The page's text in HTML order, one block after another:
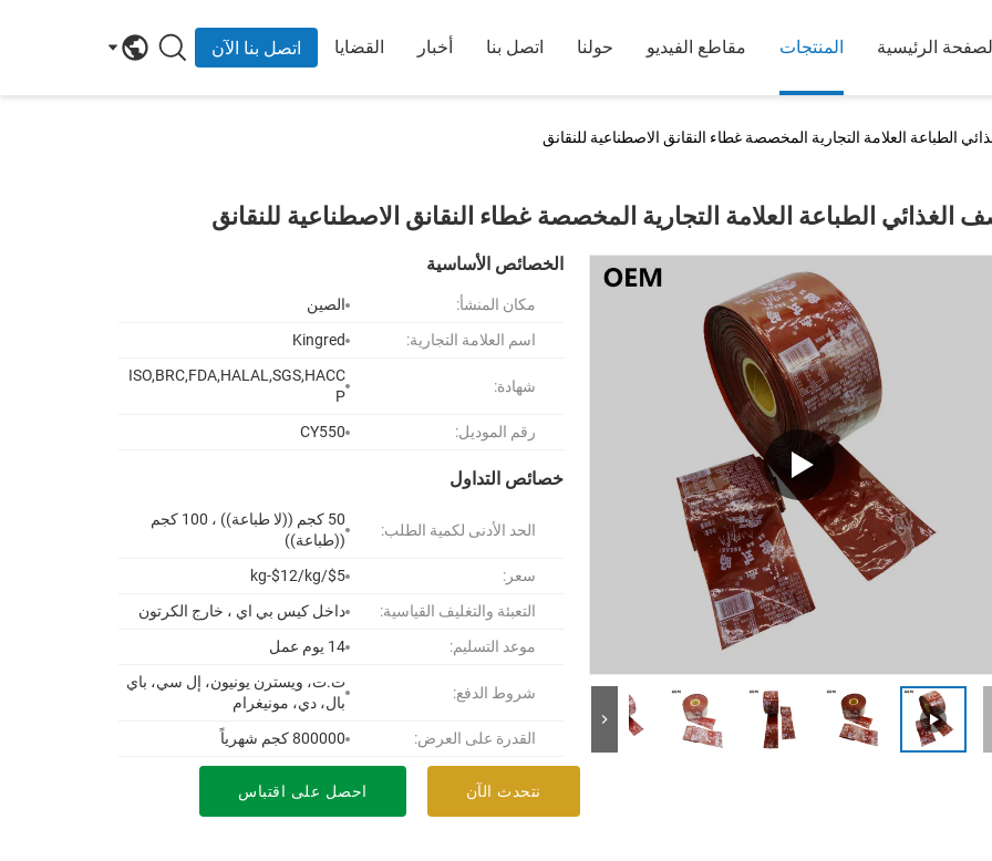
الرئيسية المنتجات مقاطع الفيديو حولنا اتصل بنا أخبار القضايا اتصل بنا الآن
الطباعة العلامة التجارية المخصصة غطاء النقانق الاصطناعية للنقانق
الغذائي الطباعة العلامة التجارية المخصصة غطاء النقانق الاصطناعية للنقانق
الخصائص الأساسية
مكان المنشأ:
الصين
اسم العلامة التجارية:
Kingred
شهادة:
ISO,BRC,FDA,HALAL,SGS,HACC
P
رقم الموديل:
CY550
خصائص التداول
الحد الأدنى لكمية الطلب:
50 كجم ((لا طباعة)) ، 100 كجم
((طباعة))
سعر:
$5/kg-$12/kg
التعبئة والتغليف القياسية:
داخل كيس بي اي ، خارج الكرتون
موعد التسليم:
14 يوم عمل
شروط الدفع:
ت.ت، ويسترن يونيون، إل سي، باي
بال، دي، مونيغرام
القدرة على العرض:
800000 كجم شهرياً
نتحدث الآن احصل على اقتباس